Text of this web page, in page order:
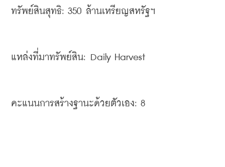
ทรัพย์สินสุทธิ: 350 ล้านเหรียญสหรัฐฯ
แหล่งที่มาทรัพย์สิน: Daily Harvest
คะแนนการสร้างฐานะด้วยตัวเอง: 8